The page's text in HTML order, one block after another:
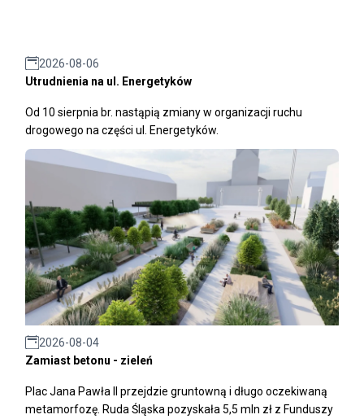
2026-08-06
Utrudnienia na ul. Energetyków
Od 10 sierpnia br. nastąpią zmiany w organizacji ruchu
drogowego na części ul. Energetyków.
2026-08-04
Zamiast betonu - zieleń
Plac Jana Pawła II przejdzie gruntowną i długo oczekiwaną
metamorfozę. Ruda Śląska pozyskała 5,5 mln zł z Funduszy